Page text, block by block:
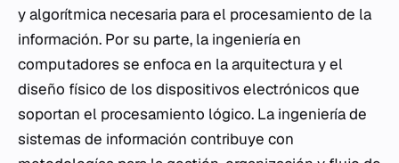
y algorítmica necesaria para el procesamiento de la
información. Por su parte, la ingeniería en
computadores se enfoca en la arquitectura y el
diseño físico de los dispositivos electrónicos que
soportan el procesamiento lógico. La ingeniería de
sistemas de información contribuye con